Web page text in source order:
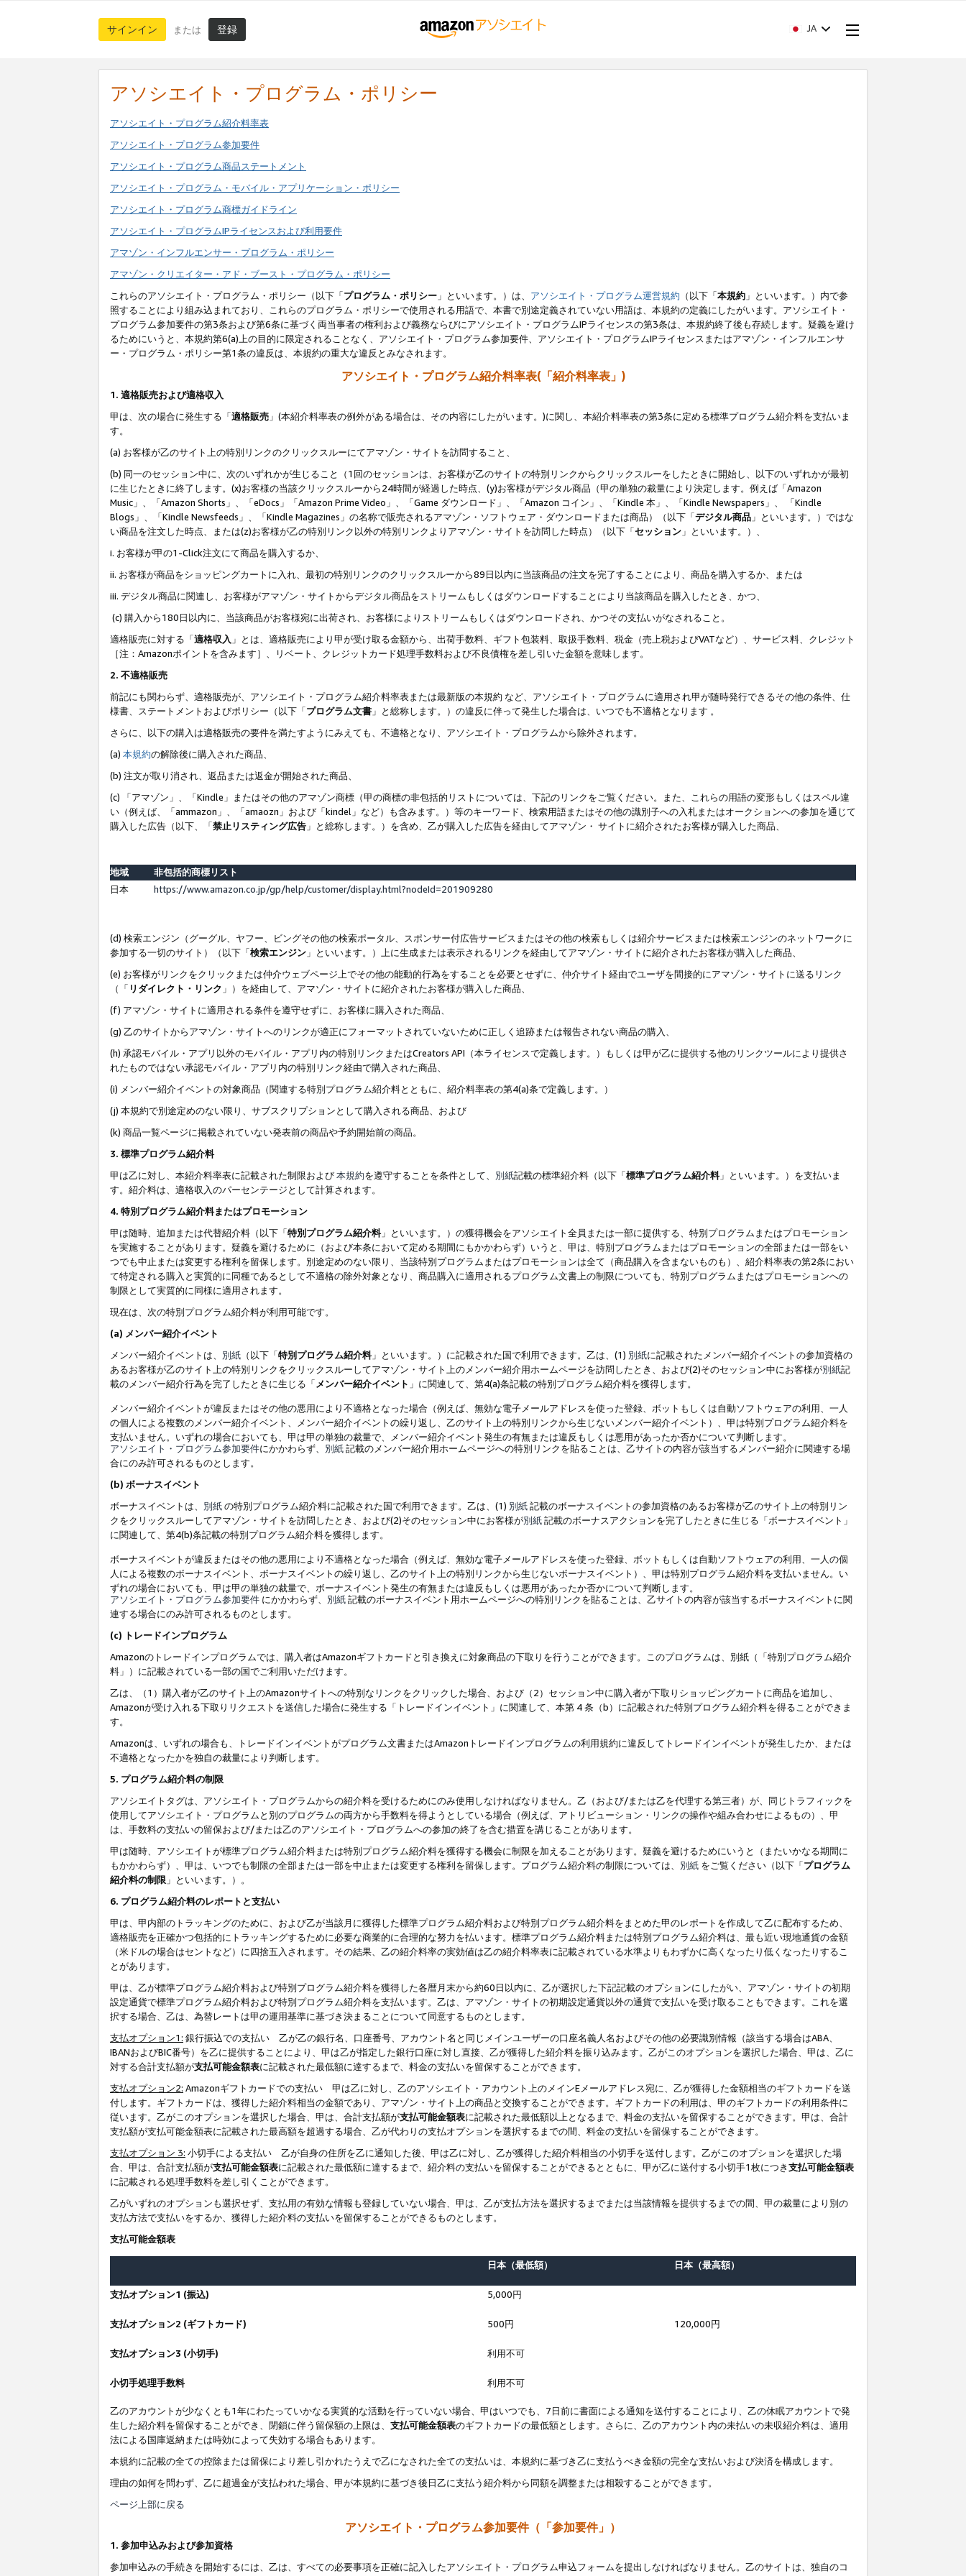
サインイン または 登録 JA
アソシエイト・プログラム・ポリシー
アソシエイト・プログラム紹介料率表
アソシエイト・プログラム参加要件
アソシエイト・プログラム商品ステートメント
アソシエイト・プログラム・モバイル・アプリケーション・ポリシー
アソシエイト・プログラム商標ガイドライン
アソシエイト・プログラムIPライセンスおよび利用要件
アマゾン・インフルエンサー・プログラム・ポリシー
アマゾン・クリエイター・アド・ブースト・プログラム・ポリシー
これらのアソシエイト・プログラム・ポリシー（以下「プログラム・ポリシー 」といいます。）は、 アソシエイト・プログラム運営規約 （以下「本規約 」といいます。）内で参
照することにより組み込まれており、これらのプログラム・ポリシーで使用される用語で、本書で別途定義されていない用語は、本規約の定義にしたがいます。アソシエイト・
プログラム参加要件の第3条および第6条に基づく両当事者の権利および義務ならびにアソシエイト・プログラムIPライセンスの第3条は、本規約終了後も存続します。疑義を避け
るためにいうと、本規約第6(a)上の目的に限定されることなく、アソシエイト・プログラム参加要件、アソシエイト・プログラムIPライセンスまたはアマゾン・インフルエンサ
ー・プログラム・ポリシー第1条の違反は、本規約の重大な違反とみなされます。
アソシエイト・プログラム紹介料率表(「紹介料率表」)
1. 適格販売および適格収入
甲は、次の場合に発生する「適格販売 」(本紹介料率表の例外がある場合は、その内容にしたがいます。)に関し、本紹介料率表の第3条に定める標準プログラム紹介料を支払いま
す。
(a) お客様が乙のサイト上の特別リンクのクリックスルーにてアマゾン・サイトを訪問すること、
(b) 同一のセッション中に、次のいずれかが生じること（1回のセッションは、お客様が乙のサイトの特別リンクからクリックスルーをしたときに開始し、以下のいずれかが最初
に生じたときに終了します。(x)お客様の当該クリックスルーから24時間が経過した時点、(y)お客様がデジタル商品（甲の単独の裁量により決定します。例えば「Amazon
Music」、「Amazon Shorts」、「eDocs」「Amazon Prime Video」、「Game ダウンロード」、「Amazon コイン」、「Kindle 本」、「Kindle Newspapers」、 「Kindle
Blogs」、「Kindle Newsfeeds」、「Kindle Magazines」の名称で販売されるアマゾン・ソフトウェア・ダウンロードまたは商品）（以下「デジタル商品 」といいます。）ではな
い商品を注文した時点、または(z)お客様が乙の特別リンク以外の特別リンクよりアマゾン・サイトを訪問した時点）（以下「セッション 」といいます。）、
i. お客様が甲の1-Click注文にて商品を購入するか、
ii. お客様が商品をショッピングカートに入れ、最初の特別リンクのクリックスルーから89日以内に当該商品の注文を完了することにより、商品を購入するか、または
iii. デジタル商品に関連し、お客様がアマゾン・サイトからデジタル商品をストリームもしくはダウンロードすることにより当該商品を購入したとき、かつ、
(c) 購入から180日以内に、当該商品がお客様宛に出荷され、お客様によりストリームもしくはダウンロードされ、かつその支払いがなされること。
適格販売に対する「適格収入 」とは、適格販売により甲が受け取る金額から、出荷手数料、ギフト包装料、取扱手数料、税金（売上税およびVATなど）、サービス料、クレジット
［注：Amazonポイントを含みます］、リベート、クレジットカード処理手数料および不良債権を差し引いた金額を意味します。
2. 不適格販売
前記にも関わらず、適格販売が、アソシエイト・プログラム紹介料率表または最新版の本規約 など、アソシエイト・プログラムに適用され甲が随時発行できるその他の条件、仕
様書、ステートメントおよびポリシー（以下「プログラム文書 」と総称します。）の違反に伴って発生した場合は、いつでも不適格となります 。
さらに、以下の購入は適格販売の要件を満たすようにみえても、不適格となり、アソシエイト・プログラムから除外されます。
(a) 本規約の解除後に購入された商品、
(b) 注文が取り消され、返品または返金が開始された商品、
(c) 「アマゾン」、「Kindle」またはその他のアマゾン商標（甲の商標の非包括的リストについては、下記のリンクをご覧ください。また、これらの用語の変形もしくはスペル違
い（例えば、「ammazon」、「amaozn」および「kindel」など）も含みます。）等のキーワード、検索用語またはその他の識別子への入札またはオークションへの参加を通じて
購入した広告（以下、「禁止リスティング広告 」と総称します。）を含め、乙が購入した広告を経由してアマゾン・ サイトに紹介されたお客様が購入した商品、
地域
非包括的商標リスト
日本
https://www.amazon.co.jp/gp/help/customer/display.html?nodeId=201909280
(d) 検索エンジン（グーグル、ヤフー、ビングその他の検索ポータル、スポンサー付広告サービスまたはその他の検索もしくは紹介サービスまたは検索エンジンのネットワークに
参加する一切のサイト）（以下「検索エンジン 」といいます。）上に生成または表示されるリンクを経由してアマゾン・サイトに紹介されたお客様が購入した商品、
(e) お客様がリンクをクリックまたは仲介ウェブページ上でその他の能動的行為をすることを必要とせずに、仲介サイト経由でユーザを間接的にアマゾン・サイトに送るリンク
（「 リダイレクト・リンク 」）を経由して、アマゾン・サイトに紹介されたお客様が購入した商品、
(f) アマゾン・サイトに適用される条件を遵守せずに、お客様に購入された商品、
(g) 乙のサイトからアマゾン・サイトへのリンクが適正にフォーマットされていないために正しく追跡または報告されない商品の購入、
(h) 承認モバイル・アプリ以外のモバイル・アプリ内の特別リンクまたはCreators API（本ライセンスで定義します。）もしくは甲が乙に提供する他のリンクツールにより提供さ
れたものではない承認モバイル・アプリ内の特別リンク経由で購入された商品、
(i) メンバー紹介イベントの対象商品（関連する特別プログラム紹介料とともに、紹介料率表の第4(a)条で定義します。）
(j) 本規約で別途定めのない限り、サブスクリプションとして購入される商品、および
(k) 商品一覧ページに掲載されていない発表前の商品や予約開始前の商品。
3. 標準プログラム紹介料
甲は乙に対し、本紹介料率表に記載された制限および本規約を遵守することを条件として、 別紙記載の標準紹介料（以下「標準プログラム紹介料」といいます。）を支払いま
す。紹介料は、適格収入のパーセンテージとして計算されます。
4. 特別プログラム紹介料またはプロモーション
甲は随時、追加または代替紹介料（以下「特別プログラム紹介料」といいます。）の獲得機会をアソシエイト全員または一部に提供する、特別プログラムまたはプロモーション
を実施することがあります。疑義を避けるために（および本条において定める期間にもかかわらず）いうと、甲は、特別プログラムまたはプロモーションの全部または一部をい
つでも中止または変更する権利を留保します。別途定めのない限り、当該特別プログラムまたはプロモーションは全て（商品購入を含まないものも）、紹介料率表の第2条におい
て特定される購入と実質的に同種であるとして不適格の除外対象となり、商品購入に適用されるプログラム文書上の制限についても、特別プログラムまたはプロモーションへの
制限として実質的に同様に適用されます。
現在は、次の特別プログラム紹介料が利用可能です。
(a) メンバー紹介イベント
メンバー紹介イベントは、 別紙 （以下「特別プログラム紹介料」といいます。）に記載された国で利用できます。乙は、(1) 別紙に記載されたメンバー紹介イベントの参加資格の
あるお客様が乙のサイト上の特別リンクをクリックスルーしてアマゾン・サイト上のメンバー紹介用ホームページを訪問したとき、および(2)そのセッション中にお客様が別紙記
載のメンバー紹介行為を完了したときに生じる「 メンバー紹介イベント 」に関連して、第4(a)条記載の特別プログラム紹介料を獲得します。
メンバー紹介イベントが違反またはその他の悪用により不適格となった場合（例えば、無効な電子メールアドレスを使った登録、ボットもしくは自動ソフトウェアの利用、一人
の個人による複数のメンバー紹介イベント、メンバー紹介イベントの繰り返し、乙のサイト上の特別リンクから生じないメンバー紹介イベント）、甲は特別プログラム紹介料を
支払いません。いずれの場合においても、甲は甲の単独の裁量で、メンバー紹介イベント発生の有無または違反もしくは悪用があったか否かについて判断します。
アソシエイト・プログラム参加要件にかかわらず、 別紙記載のメンバー紹介用ホームページへの特別リンクを貼ることは、乙サイトの内容が該当するメンバー紹介に関連する場
合にのみ許可されるものとします。
(b) ボーナスイベント
ボーナスイベントは、 別紙の特別プログラム紹介料に記載された国で利用できます。乙は、(1) 別紙記載のボーナスイベントの参加資格のあるお客様が乙のサイト上の特別リン
クをクリックスルーしてアマゾン・サイトを訪問したとき、および(2)そのセッション中にお客様が別紙記載のボーナスアクションを完了したときに生じる「ボーナスイベント」
に関連して、第4(b)条記載の特別プログラム紹介料を獲得します。
ボーナスイベントが違反またはその他の悪用により不適格となった場合（例えば、無効な電子メールアドレスを使った登録、ボットもしくは自動ソフトウェアの利用、一人の個
人による複数のボーナスイベント、ボーナスイベントの繰り返し、乙のサイト上の特別リンクから生じないボーナスイベント）、甲は特別プログラム紹介料を支払いません。い
ずれの場合においても、甲は甲の単独の裁量で、ボーナスイベント発生の有無または違反もしくは悪用があったか否かについて判断します。
アソシエイト・プログラム参加要件 にかかわらず、 別紙記載のボーナスイベント用ホームページへの特別リンクを貼ることは、乙サイトの内容が該当するボーナスイベントに関
連する場合にのみ許可されるものとします。
(c) トレードインプログラム
Amazonのトレードインプログラムでは、購入者はAmazonギフトカードと引き換えに対象商品の下取りを行うことができます。このプログラムは、別紙（「特別プログラム紹介
料」）に記載されている一部の国でご利用いただけます。
乙は、（1）購入者が乙のサイト上のAmazonサイトへの特別なリンクをクリックした場合、および（2）セッション中に購入者が下取りショッピングカートに商品を追加し、
Amazonが受け入れる下取りリクエストを送信した場合に発生する「トレードインイベント」に関連して、本第 4 条（b）に記載された特別プログラム紹介料を得ることができま
す。
Amazonは、いずれの場合も、トレードインイベントがプログラム文書またはAmazonトレードインプログラムの利用規約に違反してトレードインイベントが発生したか、または
不適格となったかを独自の裁量により判断します。
5. プログラム紹介料の制限
アソシエイトタグは、アソシエイト・プログラムからの紹介料を受けるためにのみ使用しなければなりません。乙（および/または乙を代理する第三者）が、同じトラフィックを
使用してアソシエイト・プログラムと別のプログラムの両方から手数料を得ようとしている場合（例えば、アトリビューション・リンクの操作や組み合わせによるもの）、甲
は、手数料の支払いの留保および/または乙のアソシエイト・プログラムへの参加の終了を含む措置を講じることがあります。
甲は随時、アソシエイトが標準プログラム紹介料または特別プログラム紹介料を獲得する機会に制限を加えることがあります。疑義を避けるためにいうと（またいかなる期間に
もかかわらず）、甲は、いつでも制限の全部または一部を中止または変更する権利を留保します。プログラム紹介料の制限については、 別紙 をご覧ください（以下「プログラム
紹介料の制限 」といいます。）。
6. プログラム紹介料のレポートと支払い
甲は、甲内部のトラッキングのために、および乙が当該月に獲得した標準プログラム紹介料および特別プログラム紹介料をまとめた甲のレポートを作成して乙に配布するため、
適格販売を正確かつ包括的にトラッキングするために必要な商業的に合理的な努力を払います。標準プログラム紹介料または特別プログラム紹介料は、最も近い現地通貨の金額
（米ドルの場合はセントなど）に四捨五入されます。その結果、乙の紹介料率の実効値は乙の紹介料率表に記載されている水準よりもわずかに高くなったり低くなったりするこ
とがあります。
甲は、乙が標準プログラム紹介料および特別プログラム紹介料を獲得した各暦月末から約60日以内に、乙が選択した下記記載のオプションにしたがい、アマゾン・サイトの初期
設定通貨で標準プログラム紹介料および特別プログラム紹介料を支払います。乙は、アマゾン・サイトの初期設定通貨以外の通貨で支払いを受け取ることもできます。これを選
択する場合、乙は、為替レートは甲の運用基準に基づき決まることについて同意するものとします。
支払オプション1: 銀行振込での支払い 乙が乙の銀行名、口座番号、アカウント名と同じメインユーザーの口座名義人名およびその他の必要識別情報（該当する場合はABA、
IBANおよびBIC番号）を乙に提供することにより、甲は乙が指定した銀行口座に対し直接、乙が獲得した紹介料を振り込みます。乙がこのオプションを選択した場合、甲は、乙に
対する合計支払額が支払可能金額表に記載された最低額に達するまで、料金の支払いを留保することができます。
支払オプション2: Amazonギフトカードでの支払い 甲は乙に対し、乙のアソシエイト・アカウント上のメインEメールアドレス宛に、乙が獲得した金額相当のギフトカードを送
付します。ギフトカードは、獲得した紹介料相当の金額であり、アマゾン・サイト上の商品と交換することができます。ギフトカードの利用は、甲のギフトカードの利用条件に
従います。乙がこのオプションを選択した場合、甲は、合計支払額が支払可能金額表に記載された最低額以上となるまで、料金の支払いを留保することができます。甲は、合計
支払額が支払可能金額表に記載された最高額を超過する場合、乙が代わりの支払オプションを選択するまでの間、料金の支払いを留保することができます。
支払オプション 3: 小切手による支払い 乙が自身の住所を乙に通知した後、甲は乙に対し、乙が獲得した紹介料相当の小切手を送付します。乙がこのオプションを選択した場
合、甲は、合計支払額が支払可能金額表に記載された最低額に達するまで、紹介料の支払いを留保することができるとともに、甲が乙に送付する小切手1枚につき支払可能金額表
に記載される処理手数料を差し引くことができます。
乙がいずれのオプションも選択せず、支払用の有効な情報も登録していない場合、甲は、乙が支払方法を選択するまでまたは当該情報を提供するまでの間、甲の裁量により別の
支払方法で支払いをするか、獲得した紹介料の支払いを留保することができるものとします。
支払可能金額表
日本（最低額） 日本（最高額）
支払オプション1 (振込) 5,000円
支払オプション2 (ギフトカード) 500円 120,000円
支払オプション3 (小切手) 利用不可
小切手処理手数料 利用不可
乙のアカウントが少なくとも1年にわたっていかなる実質的な活動を行っていない場合、甲はいつでも、7日前に書面による通知を送付することにより、乙の休眠アカウントで発
生した紹介料を留保することができ、閉鎖に伴う留保額の上限は、 支払可能金額表のギフトカードの最低額とします。さらに、乙のアカウント内の未払いの未収紹介料は、適用
法による国庫返納または時効によって失効する場合もあります。
本規約に記載の全ての控除または留保により差し引かれたうえで乙になされた全ての支払いは、本規約に基づき乙に支払うべき金額の完全な支払いおよび決済を構成します。
理由の如何を問わず、乙に超過金が支払われた場合、甲が本規約に基づき後日乙に支払う紹介料から同額を調整または相殺することができます。
ページ上部に戻る
アソシエイト・プログラム参加要件（「参加要件」）
1. 参加申込みおよび参加資格
参加申込みの手続きを開始するには、乙は、すべての必要事項を正確に記入したアソシエイト・プログラム申込フォームを提出しなければなりません。乙のサイトは、独自のコ